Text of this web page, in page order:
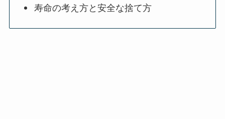
寿命の考え方と安全な捨て方